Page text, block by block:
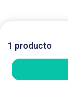
1 producto